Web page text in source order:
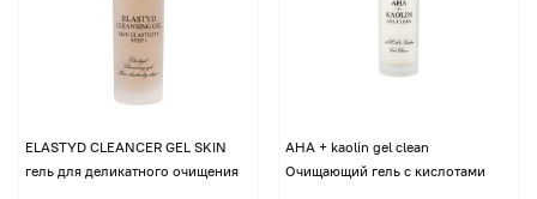
ELASTYD CLEANCER GEL SKIN
гель для деликатного очищения
AHA + kaolin gel clean
Очищающий гель с кислотами